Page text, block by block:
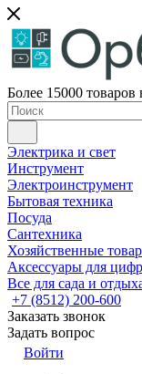
Более 15000
Электрика и свет
Инструмент
Электроинструмент
Бытовая техника
Посуда
Сантехника
Хозяйственные
Аксессуары для
Все для сада и
+7 (8512) 200-600
Заказать звонок
Задать вопрос
Войти